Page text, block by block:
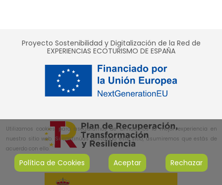
Proyecto Sostenibilidad y Digitalización de la Red de
EXPERIENCIAS ECOTURISMO DE ESPAÑA
Utilizamos cookies para asegurarnos de brindarnos la mejor experiencia en
nuestro sitio web. Si continúas utilizando este sitio, asumiremos que estás de
acuerdo con ello.
Política de Cookies Aceptar Rechazar